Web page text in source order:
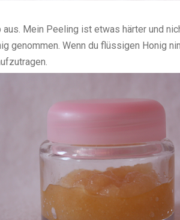
Mein Peeling ist etwas härter und
genommen. Wenn du flüssigen Honig